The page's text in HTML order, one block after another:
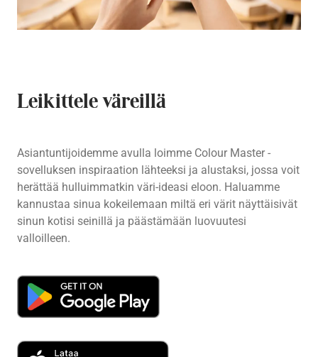
Leikittele väreillä
Asiantuntijoidemme avulla loimme Colour Master -
sovelluksen inspiraation lähteeksi ja alustaksi, jossa voit
herättää hulluimmatkin väri-ideasi eloon. Haluamme
kannustaa sinua kokeilemaan miltä eri värit näyttäisivät
sinun kotisi seinillä ja päästämään luovuutesi
valloilleen.